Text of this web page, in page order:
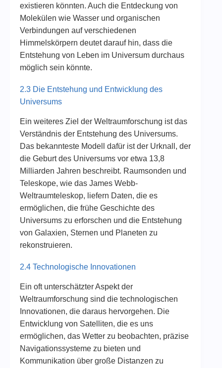
existieren könnten. Auch die Entdeckung von
Molekülen wie Wasser und organischen
Verbindungen auf verschiedenen
Himmelskörpern deutet darauf hin, dass die
Entstehung von Leben im Universum durchaus
möglich sein könnte.
2.3 Die Entstehung und Entwicklung des
Universums
Ein weiteres Ziel der Weltraumforschung ist das
Verständnis der Entstehung des Universums.
Das bekannteste Modell dafür ist der Urknall, der
die Geburt des Universums vor etwa 13,8
Milliarden Jahren beschreibt. Raumsonden und
Teleskope, wie das James Webb-
Weltraumteleskop, liefern Daten, die es
ermöglichen, die frühe Geschichte des
Universums zu erforschen und die Entstehung
von Galaxien, Sternen und Planeten zu
rekonstruieren.
2.4 Technologische Innovationen
Ein oft unterschätzter Aspekt der
Weltraumforschung sind die technologischen
Innovationen, die daraus hervorgehen. Die
Entwicklung von Satelliten, die es uns
ermöglichen, das Wetter zu beobachten, präzise
Navigationssysteme zu bieten und
Kommunikation über große Distanzen zu